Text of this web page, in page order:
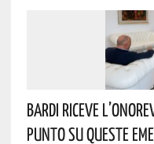
Bardi Riceve
Punto Su Queste